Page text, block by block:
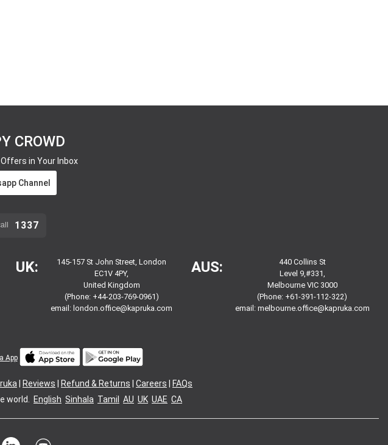
CROWD
in Your Inbox
Channel
1337
UK:
145-157 St John Street, London
EC1V 4PY,
United Kingdom
(Phone: +44-203-769-0961)
email: london.office@kapruka.com
AUS:
440 Collins St
Level 9,#331,
Melbourne VIC 3000
(Phone: +61-391-112-322)
email: melbourne.office@kapruka.com
App
Reviews Refund & Returns Careers
FAQs
world. English Sinhala Tamil AU UK UAE CA